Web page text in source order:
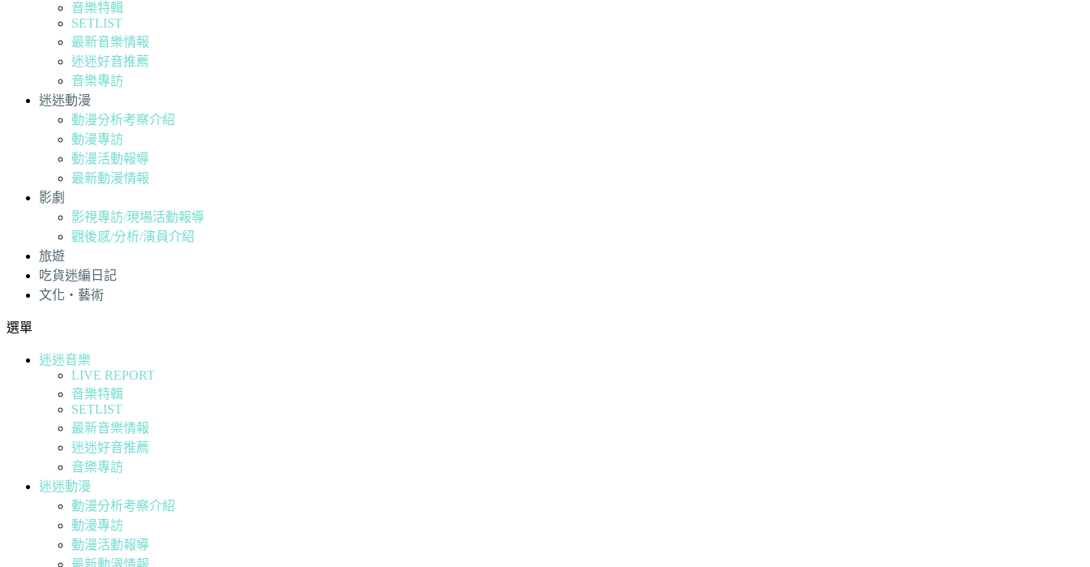
音樂特輯
SETLIST
最新音樂情報
迷迷好音推薦
音樂專訪
迷迷動漫
動漫分析考察介紹
動漫專訪
動漫活動報導
最新動漫情報
影劇
影視專訪/現場活動報導
觀後感/分析/演員介紹
旅遊
吃貨迷編日記
文化・藝術
選單
迷迷音樂
LIVE REPORT
音樂特輯
SETLIST
最新音樂情報
迷迷好音推薦
音樂專訪
迷迷動漫
動漫分析考察介紹
動漫專訪
動漫活動報導
最新動漫情報